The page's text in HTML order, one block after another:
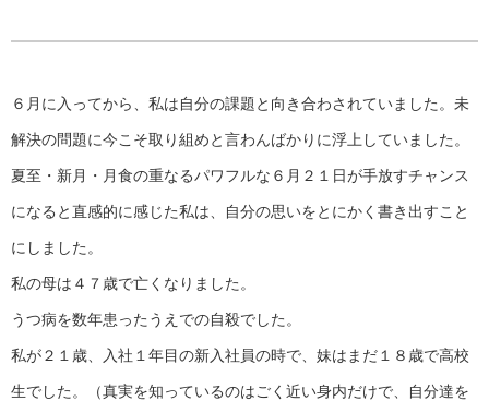
６月に入ってから、私は自分の課題と向き合わされていました。未
解決の問題に今こそ取り組めと言わんばかりに浮上していました。
夏至・新月・月食の重なるパワフルな６月２１日が手放すチャンス
になると直感的に感じた私は、自分の思いをとにかく書き出すこと
にしました。
私の母は４７歳で亡くなりました。
うつ病を数年患ったうえでの自殺でした。
私が２１歳、入社１年目の新入社員の時で、妹はまだ１８歳で高校
生でした。（真実を知っているのはごく近い身内だけで、自分達を